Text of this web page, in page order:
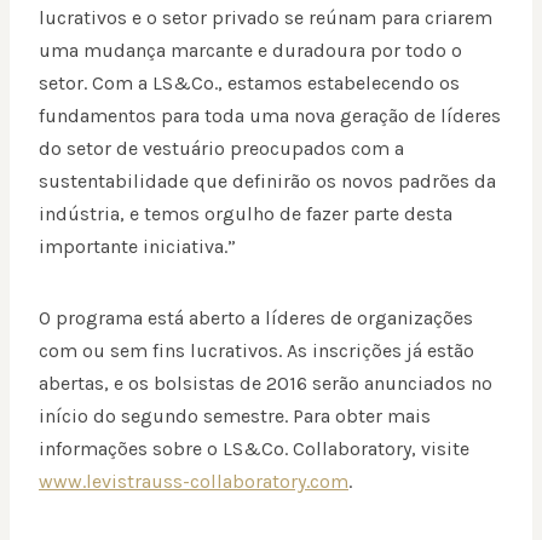
lucrativos e o setor privado se reúnam para criarem
uma mudança marcante e duradoura por todo o
setor. Com a LS&Co., estamos estabelecendo os
fundamentos para toda uma nova geração de líderes
do setor de vestuário preocupados com a
sustentabilidade que definirão os novos padrões da
indústria, e temos orgulho de fazer parte desta
importante iniciativa.”
O programa está aberto a líderes de organizações
com ou sem fins lucrativos. As inscrições já estão
abertas, e os bolsistas de 2016 serão anunciados no
início do segundo semestre. Para obter mais
informações sobre o LS&Co. Collaboratory, visite
www.levistrauss-collaboratory.com.